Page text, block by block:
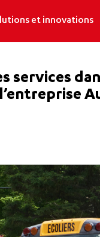
et innovations
services